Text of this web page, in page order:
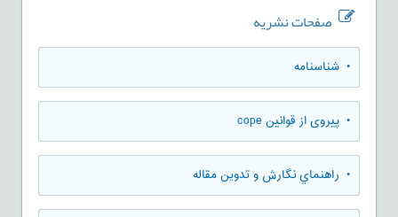
صفحات نشریه
• شناسنامه
• پیروی از قوانین cope
• راهنماي نگارش و تدوين مقاله